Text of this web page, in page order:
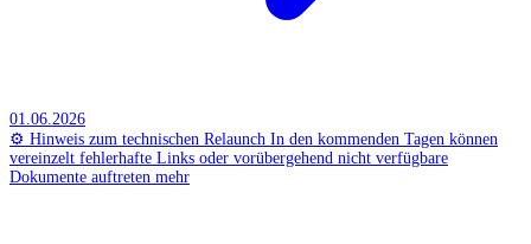
01.06.2026
⚙️ Hinweis zum technischen Relaunch In den kommenden Tagen können
vereinzelt fehlerhafte Links oder vorübergehend nicht verfügbare
Dokumente auftreten mehr